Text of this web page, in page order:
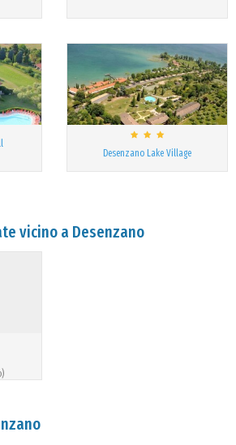
Desenzano Lake Village
vicino a Desenzano